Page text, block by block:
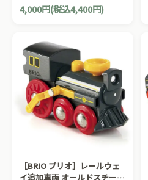
替スイッチで手動で遊ぶこと
4,000円(税込4,400円)
［BRIO ブリオ］レールウェ
イ追加車両 オールドスチーム